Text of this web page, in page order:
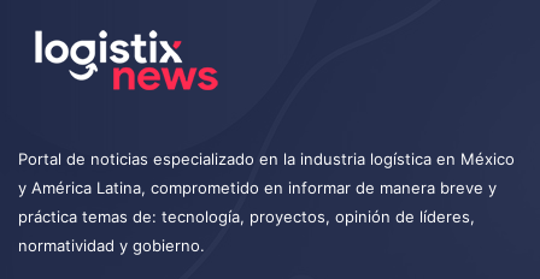
Portal de noticias especializado en la industria logística en México
y América Latina, comprometido en informar de manera breve y
práctica temas de: tecnología, proyectos, opinión de líderes,
normatividad y gobierno.